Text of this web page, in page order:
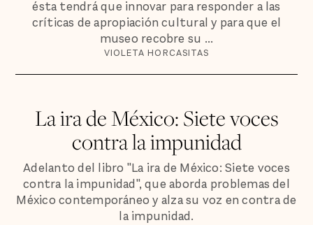
ésta tendrá que innovar para responder a las
críticas de apropiación cultural y para que el
museo recobre su ...
VIOLETA HORCASITAS
La ira de México: Siete voces
contra la impunidad
Adelanto del libro "La ira de México: Siete voces
contra la impunidad", que aborda problemas del
México contemporáneo y alza su voz en contra de
la impunidad.